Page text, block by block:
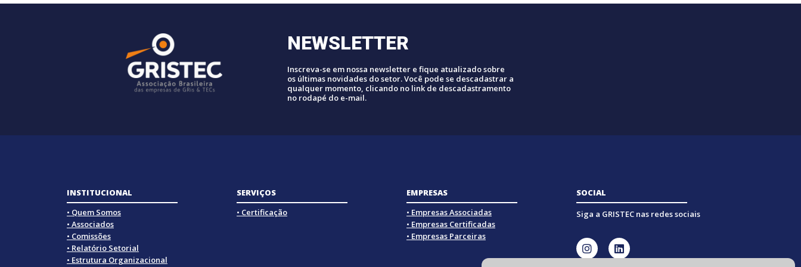
NEWSLETTER
Inscreva-se em nossa newsletter e fique atualizado sobre
os últimas novidades do setor. Você pode se descadastrar a
qualquer momento, clicando no link de descadastramento
no rodapé do e-mail.
INSTITUCIONAL
• Quem Somos
• Associados
• Comissões
• Relatório Setorial
• Estrutura Organizacional
SERVIÇOS
• Certificação
EMPRESAS
• Empresas Associadas
• Empresas Certificadas
• Empresas Parceiras
SOCIAL
Siga a GRISTEC nas redes sociais